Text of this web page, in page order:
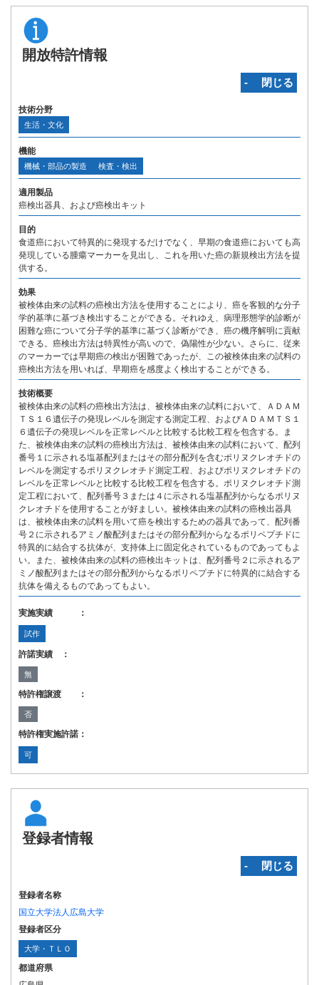
開放特許情報
‐ 閉じる
技術分野
生活・文化
機能
機械・部品の製造 検査・検出
適用製品
癌検出器具、および癌検出キット
目的
食道癌において特異的に発現するだけでなく、早期の食道癌においても高
発現している腫瘍マーカーを見出し、これを用いた癌の新規検出方法を提
供する。
効果
被検体由来の試料の癌検出方法を使用することにより、癌を客観的な分子
学的基準に基づき検出することができる。それゆえ、病理形態学的診断が
困難な癌について分子学的基準に基づく診断ができ、癌の機序解明に貢献
できる。癌検出方法は特異性が高いので、偽陽性が少ない。さらに、従来
のマーカーでは早期癌の検出が困難であったが、この被検体由来の試料の
癌検出方法を用いれば、早期癌を感度よく検出することができる。
技術概要
被検体由来の試料の癌検出方法は、被検体由来の試料において、ＡＤＡＭ
ＴＳ１６遺伝子の発現レベルを測定する測定工程、およびＡＤＡＭＴＳ１
６遺伝子の発現レベルを正常レベルと比較する比較工程を包含する。ま
た、被検体由来の試料の癌検出方法は、被検体由来の試料において、配列
番号１に示される塩基配列またはその部分配列を含むポリヌクレオチドの
レベルを測定するポリヌクレオチド測定工程、およびポリヌクレオチドの
レベルを正常レベルと比較する比較工程を包含する。ポリヌクレオチド測
定工程において、配列番号３または４に示される塩基配列からなるポリヌ
クレオチドを使用することが好ましい。被検体由来の試料の癌検出器具
は、被検体由来の試料を用いて癌を検出するための器具であって、配列番
号２に示されるアミノ酸配列またはその部分配列からなるポリペプチドに
特異的に結合する抗体が、支持体上に固定化されているものであってもよ
い。また、被検体由来の試料の癌検出キットは、配列番号２に示されるア
ミノ酸配列またはその部分配列からなるポリペプチドに特異的に結合する
抗体を備えるものであってもよい。
実施実績 ：
試作
許諾実績 ：
無
特許権譲渡 ：
否
特許権実施許諾：
可
登録者情報
‐ 閉じる
登録者名称
国立大学法人広島大学
登録者区分
大学・ＴＬＯ
都道府県